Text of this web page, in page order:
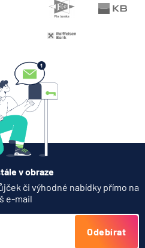
Když rozhoduje stres: nové
triky bankovních
podvodníků
články
v obraze
či výhodné nabídky přímo na
e-mail
Odebírat